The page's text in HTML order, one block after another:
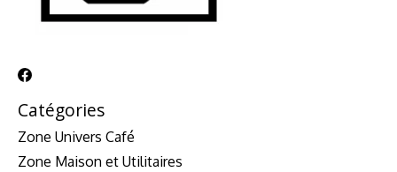
Catégories
Zone Univers Café
Zone Maison et Utilitaires